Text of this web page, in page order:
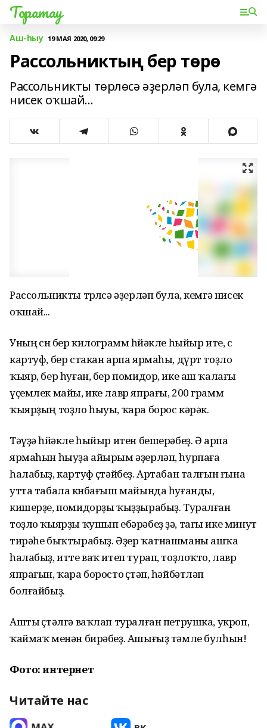
Торатау
Аш-һыу 19 МАЯ 2020, 09:29
Рассольниктың бер төрө
Рассольникты төрлөсә әҙерләп була, кемгә
нисек оҡшай...
Рассольникты төрлөсә әҙерләп була, кемгә нисек
оҡшай...
Уның өсөн бер килограмм һөйәкле һыйыр ите, өс
картуф, бер стакан арпа ярмаһы, дүрт тоҙло
ҡыяр, бер һуған, бер помидор, ике аш ҡалағы
үҫемлек майы, ике лавр япрағы, 200 грамм
ҡыярҙың тоҙло һыуы, ҡара борос кәрәк.
Тәүҙә һөйәкле һыйыр итен бешерәбеҙ. Ә арпа
ярмаһын һыуҙа айырым әҙерләп, һурпаға
һалабыҙ, картуф өҫтәйбеҙ. Артабан талғын ғына
утта табала көнбағыш майында һуғанды,
кишерҙе, помидорҙы ҡыҙҙырабыҙ. Туралған
тоҙло ҡыярҙы ҡушып ебәрәбеҙ ҙә, тағы ике минут
тирәһе быҡтырабыҙ. Әҙер ҡатнашманы ашҡа
һалабыҙ, итте ваҡ итеп турап, тоҙлоҡто, лавр
япрағын, ҡара боросто өҫтәп, һәйбәтләп
болғайбыҙ.
Ашты өҫтәлгә ваҡлап туралған петрушка, укроп,
ҡаймаҡ менән бирәбеҙ. Ашығыҙ тәмле булһын!
Фото: интернет
Читайте нас